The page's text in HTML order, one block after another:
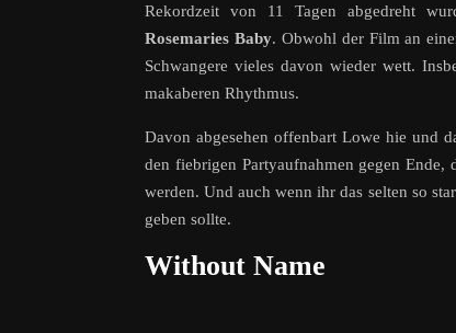
Rekordzeit von 11 Tagen abgedreht
Rosemaries Baby. Obwohl der Film an
Schwangere vieles davon wieder wett.
makaberen Rhythmus.
Davon abgesehen offenbart Lowe hie und
den fiebrigen Partyaufnahmen gegen
werden. Und auch wenn ihr das selten so
geben sollte.
Without Name